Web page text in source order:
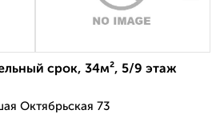
срок, 34м², 5/9 этаж
Октябрьская 73